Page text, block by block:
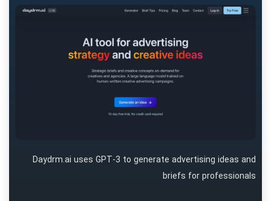
Daydrm.ai uses GPT-3 to generate advertising ideas and
briefs for professionals